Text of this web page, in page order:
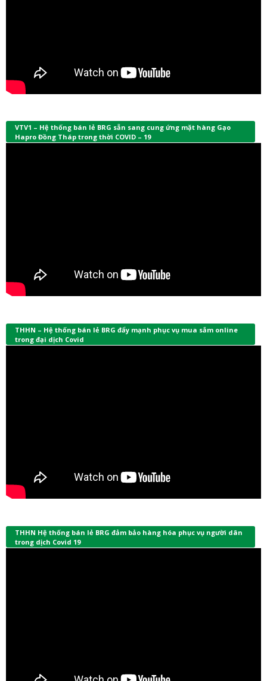
VTV1 – Hệ thống bán lẻ BRG sẵn sang cung ứng mặt hàng Gạo
Hapro Đồng Tháp trong thời COVID – 19
THHN – Hệ thống bán lẻ BRG đẩy mạnh phục vụ mua sắm online
trong đại dịch Covid
THHN Hệ thống bán lẻ BRG đảm bảo hàng hóa phục vụ người dân
trong dịch Covid 19